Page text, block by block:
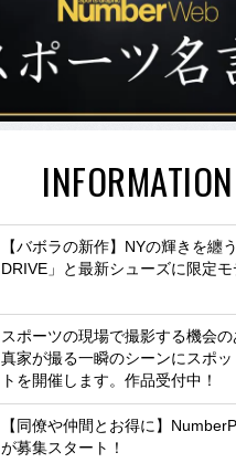
INFORMATION
【バボラの新作】NYの輝きを纏
DRIVE」と最新シューズに限定
スポーツの現場で撮影する機会
真家が撮る一瞬のシーンにスポ
トを開催します。作品受付中！
【同僚や仲間とお得に】
が募集スタート！